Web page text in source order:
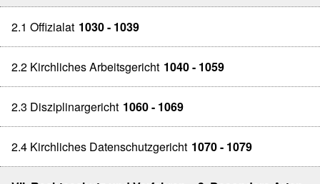
2.1 Offizialat 1030 - 1039
2.2 Kirchliches Arbeitsgericht 1040 - 1059
2.3 Disziplinargericht 1060 - 1069
2.4 Kirchliches Datenschutzgericht 1070 - 1079